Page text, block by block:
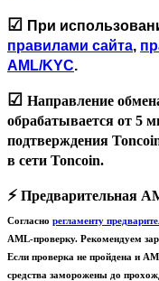
☑ При
правилами сайта,
AML/KYC.
☑ Направление
обрабатывается от 5
подтверждения
в сети Toncoin.
⚡️ Предварительная
Согласно регламенту
AML-проверку. Рекомендуем
Если проверка не пройдена и
средства заморожены до